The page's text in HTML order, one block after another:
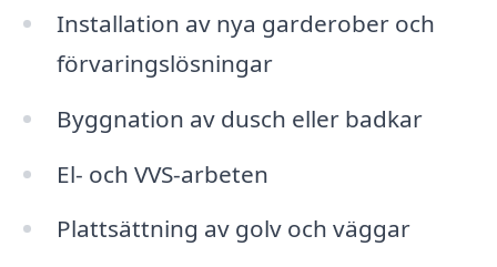
Installation av nya garderober och
förvaringslösningar
Byggnation av dusch eller badkar
El- och VVS-arbeten
Plattsättning av golv och väggar